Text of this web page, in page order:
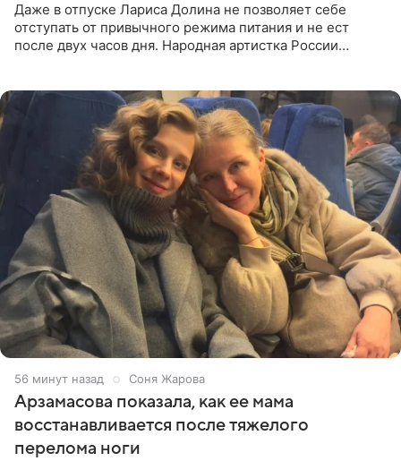
Даже в отпуске Лариса Долина не позволяет себе
отступать от привычного режима питания и не ест
после двух часов дня. Народная артистка России
57 минут назад Соня Жарова
Арзамасова показала, как ее мама
восстанавливается после тяжелого
перелома ноги